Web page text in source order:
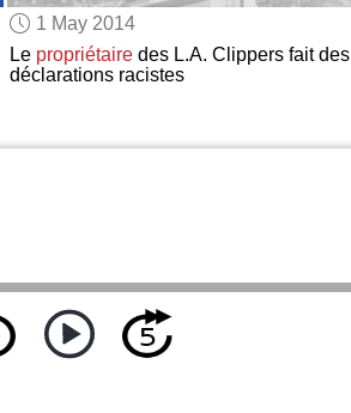
1 May 2014
Le propriétairedes L.A. Clippers fait des
déclarations racistes